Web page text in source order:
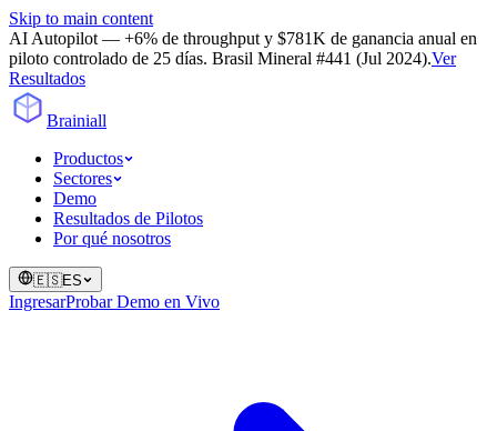
Skip to main content
AI Autopilot — +6% de throughput y $781K de ganancia anual en
piloto controlado de 25 días. Brasil Mineral #441 (Jul 2024).Ver
Resultados
Brainiall
Productos
Sectores
Demo
Resultados de Pilotos
Por qué nosotros
🇪🇸ES
IngresarProbar Demo en Vivo